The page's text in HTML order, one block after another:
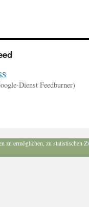
Dienst Feedburner)
zu ermöglichen, zu